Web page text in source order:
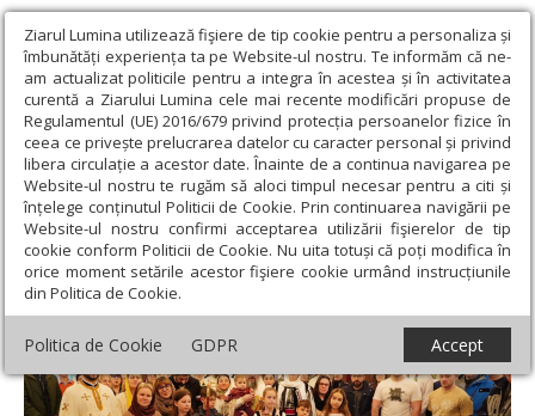
Ziarul Lumina utilizează fişiere de tip cookie pentru a personaliza și
îmbunătăți experiența ta pe Website-ul nostru. Te informăm că ne-
am actualizat politicile pentru a integra în acestea și în activitatea
curentă a Ziarului Lumina cele mai recente modificări propuse de
Regulamentul (UE) 2016/679 privind protecția persoanelor fizice în
ceea ce privește prelucrarea datelor cu caracter personal și privind
libera circulație a acestor date. Înainte de a continua navigarea pe
Website-ul nostru te rugăm să aloci timpul necesar pentru a citi și
înțelege conținutul Politicii de Cookie. Prin continuarea navigării pe
Website-ul nostru confirmi acceptarea utilizării fişierelor de tip
cookie conform Politicii de Cookie. Nu uita totuși că poți modifica în
orice moment setările acestor fişiere cookie urmând instrucțiunile
din Politica de Cookie.
Politica de Cookie GDPR Accept
Ziarul Lumina › Actualitate religioasă › Diaspora › Binecuvântări
pentru românii din Norvegia
Binecuvântări pentru românii din Norvegia